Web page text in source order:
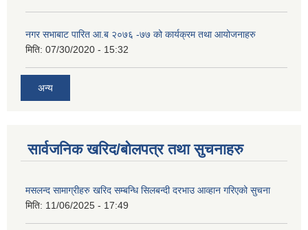
नगर सभाबाट पारित आ.ब २०७६ -७७ को कार्यक्रम तथा आयोजनाहरु
मिति: 07/30/2020 - 15:32
अन्य
सार्वजनिक खरिद/बोलपत्र तथा सुचनाहरु
मसलन्द सामाग्रीहरु खरिद सम्बन्धि सिलबन्दी दरभाउ आव्हान गरिएको सुचना
मिति: 11/06/2025 - 17:49